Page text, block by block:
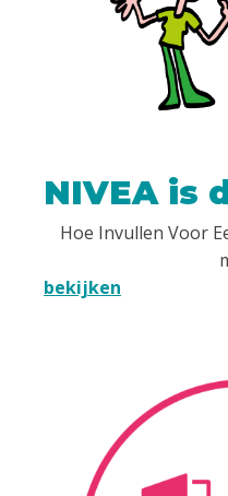
NIVEA is
Hoe Invullen Voor
bekijken